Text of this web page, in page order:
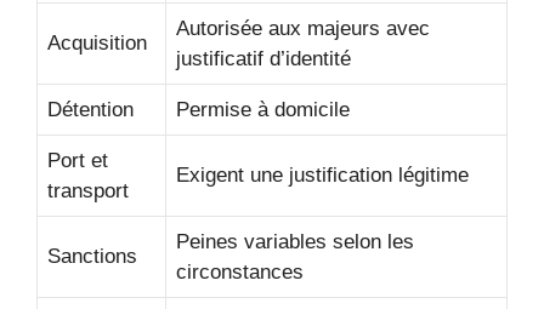
Acquisition
Autorisée aux majeurs avec
justificatif d’identité
Détention Permise à domicile
Port et
transport
Exigent une justification légitime
Sanctions
Peines variables selon les
circonstances